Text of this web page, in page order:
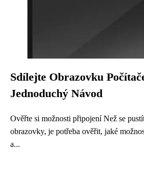
Sdílejte Obrazovku
Jednoduchý Návod
Ověřte si možnosti připojení Než se
obrazovky, je potřeba ověřit, jaké
a...